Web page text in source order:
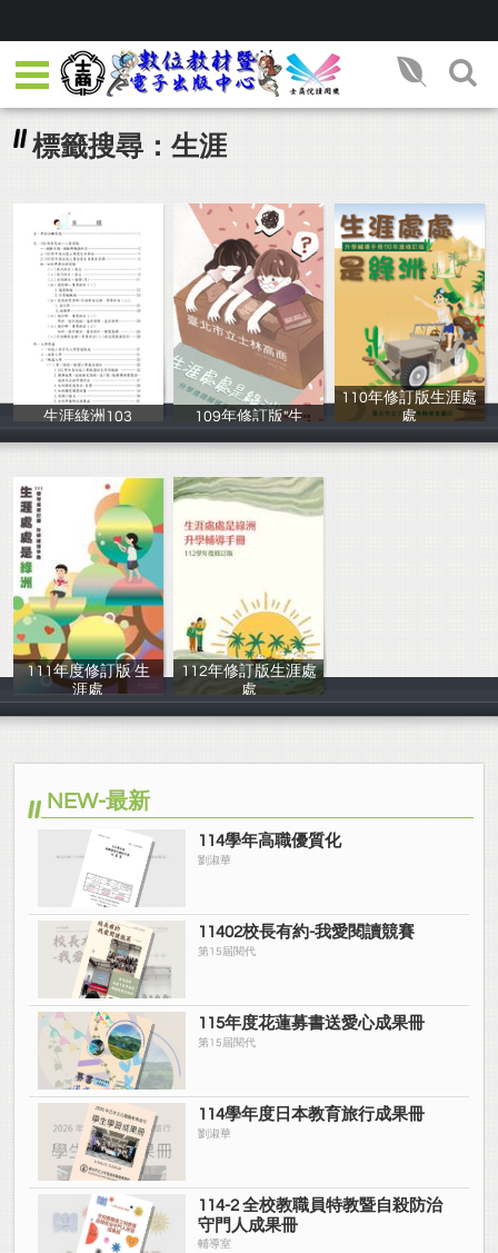
標籤搜尋：生涯
生涯綠洲103
輔導室
109年修訂版"生
輔導室
110年修訂版生涯處
處
輔導室
111年度修訂版 生
涯處
周家琪
112年修訂版生涯處
處
輔導室
NEW-最新
114學年高職優質化
劉淑華
11402校長有約-我愛閱讀競賽
第15屆閱代
115年度花蓮募書送愛心成果冊
第15屆閱代
114學年度日本教育旅行成果冊
劉淑華
114-2 全校教職員特教暨自殺防治
守門人成果冊
輔導室